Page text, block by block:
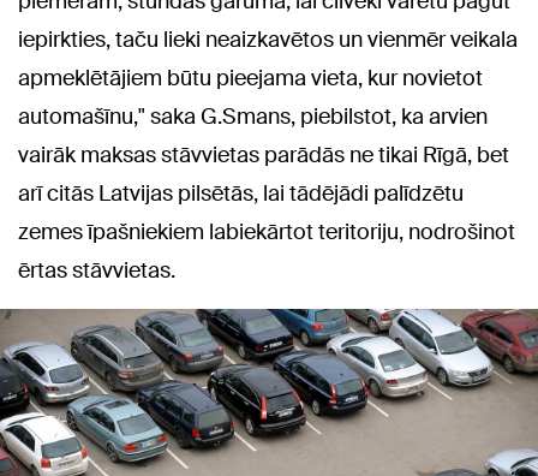
iepirkties, taču lieki neaizkavētos un vienmēr veikala
apmeklētājiem būtu pieejama vieta, kur novietot
automašīnu," saka G.Smans, piebilstot, ka arvien
vairāk maksas stāvvietas parādās ne tikai Rīgā, bet
arī citās Latvijas pilsētās, lai tādējādi palīdzētu
zemes īpašniekiem labiekārtot teritoriju, nodrošinot
ērtas stāvvietas.